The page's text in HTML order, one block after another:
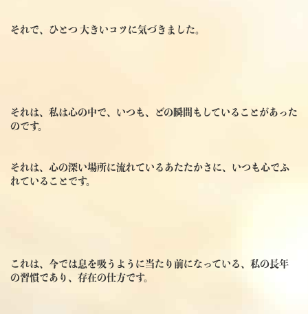
それで、ひとつ 大きいコツに気づきました。
それは、私は心の中で、いつも、どの瞬間もしていることがあった
のです。
それは、心の深い場所に流れているあたたかさに、いつも心でふ
れていることです。
これは、今では息を吸うように当たり前になっている、私の長年
の習慣であり、存在の仕方です。